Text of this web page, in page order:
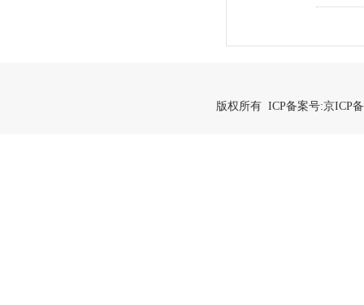
版权所有 ICP备案号:京ICP